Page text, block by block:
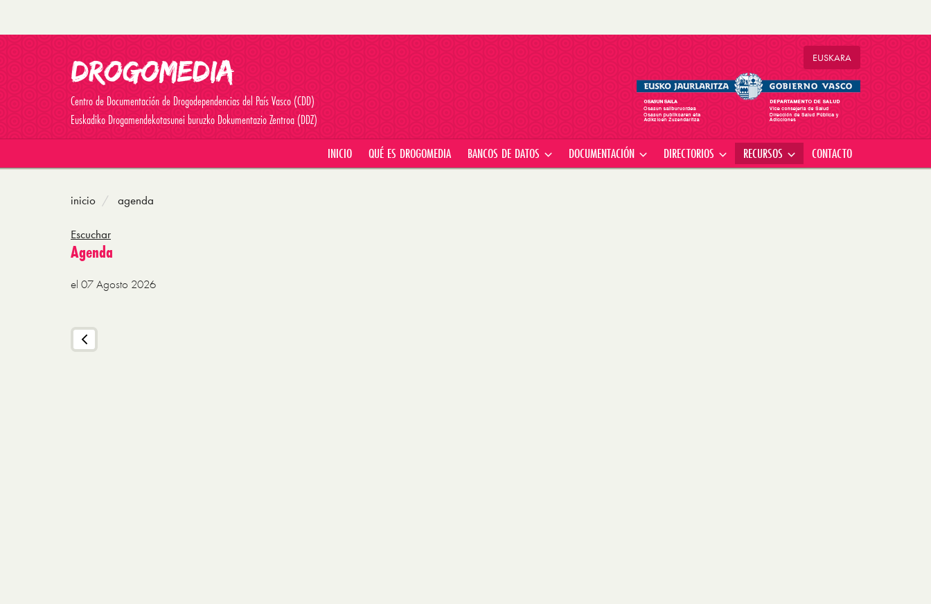
Centro de Documentación de Drogodependencias del País Vasco (CDD)
Euskadiko Drogamendekotasunei buruzko Dokumentazio Zentroa (DDZ)
EUSKARA
INICIO QUÉ ES DROGOMEDIA BANCOS DE DATOS DOCUMENTACIÓN DIRECTORIOS RECURSOS CONTACTO
inicio agenda
Escuchar
Agenda
el 07 Agosto 2026